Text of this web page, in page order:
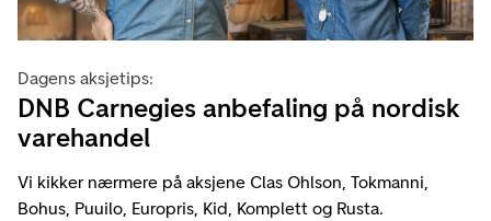
Dagens aksjetips:
DNB Carnegies anbefaling på nordisk
varehandel
Vi kikker nærmere på aksjene Clas Ohlson, Tokmanni,
Bohus, Puuilo, Europris, Kid, Komplett og Rusta.